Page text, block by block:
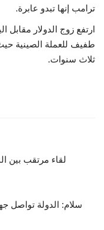
ترامب إنها تبدو عابرة.
طفيف للعملة الصينية
ثلاث سنوات.
لقاء مرتقب بين
سلام: الدولة تواصل